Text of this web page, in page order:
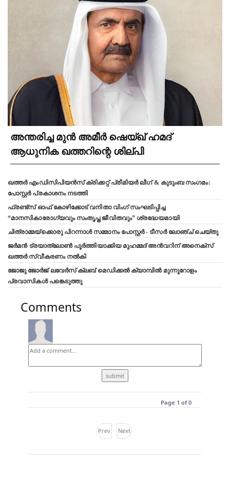
അന്തരിച്ച മുൻ അമീർ ഷെയ്ഖ് ഹമദ്
ആധുനിക ഖത്തറിന്റെ ശില്പി
ഖത്തർ എംഡിസിപിയൻസ് ക്രിക്കറ്റ് പ്രീമിയർ ലീഗ് & കുടുംബ സംഗമം:
പോസ്റ്റർ പ്രകാശനം നടത്തി
ഫ്രണ്ട്സ് ഓഫ് കോഴിക്കോട് വനിതാ വിംഗ് സംഘടിപ്പിച്ച
“മാനസികാരോഗ്യവും സംതൃപ്ത ജീവിതവും” ശ്രദ്ധേയമായി
ചിത്രാമ്മയ്ക്കൊരു പിറന്നാൾ സമ്മാനം പോസ്റ്റർ - ടീസർ ലോഞ്ച് ചെയ്തു
ജർമൻ ട്രയാത്‌ലോൺ പൂർത്തിയാക്കിയ മുഹമ്മദ് അൻവറിന് അനെക്സ്
ഖത്തർ സ്വീകരണം നൽകി
ജോജു ജോർജ് ലവേർസ് ക്ലബ്‌ മെഡിക്കൽ ക്യാമ്പിൽ മുന്നൂറോളം
പ്രവാസികൾ പങ്കെടുത്തു
Comments
Page 1 of 0
Prev Next